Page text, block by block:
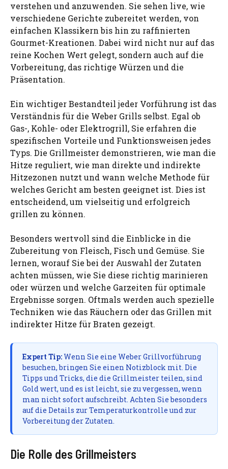
verstehen und anzuwenden. Sie sehen live, wie
verschiedene Gerichte zubereitet werden, von
einfachen Klassikern bis hin zu raffinierten
Gourmet-Kreationen. Dabei wird nicht nur auf das
reine Kochen Wert gelegt, sondern auch auf die
Vorbereitung, das richtige Würzen und die
Präsentation.
Ein wichtiger Bestandteil jeder Vorführung ist das
Verständnis für die Weber Grills selbst. Egal ob
Gas-, Kohle- oder Elektrogrill, Sie erfahren die
spezifischen Vorteile und Funktionsweisen jedes
Typs. Die Grillmeister demonstrieren, wie man die
Hitze reguliert, wie man direkte und indirekte
Hitzezonen nutzt und wann welche Methode für
welches Gericht am besten geeignet ist. Dies ist
entscheidend, um vielseitig und erfolgreich
grillen zu können.
Besonders wertvoll sind die Einblicke in die
Zubereitung von Fleisch, Fisch und Gemüse. Sie
lernen, worauf Sie bei der Auswahl der Zutaten
achten müssen, wie Sie diese richtig marinieren
oder würzen und welche Garzeiten für optimale
Ergebnisse sorgen. Oftmals werden auch spezielle
Techniken wie das Räuchern oder das Grillen mit
indirekter Hitze für Braten gezeigt.
Expert Tip:Wenn Sie eine Weber Grillvorführung
besuchen, bringen Sie einen Notizblock mit. Die
Tipps und Tricks, die die Grillmeister teilen, sind
Gold wert, und es ist leicht, sie zu vergessen, wenn
man nicht sofort aufschreibt. Achten Sie besonders
auf die Details zur Temperaturkontrolle und zur
Vorbereitung der Zutaten.
Die Rolle des Grillmeisters